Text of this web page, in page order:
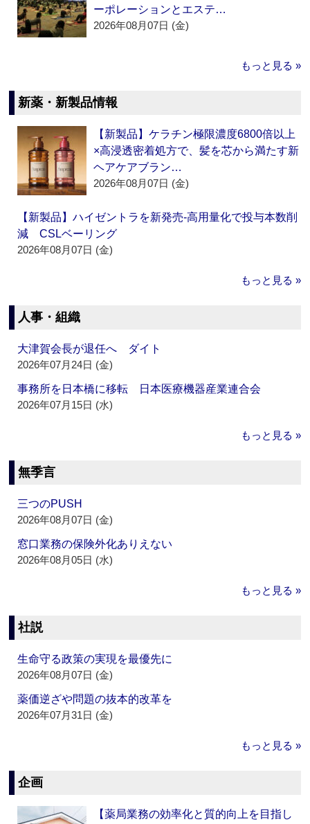
ーポレーションとエステ…
2026年08月07日 (金)
もっと見る »
新薬・新製品情報
【新製品】ケラチン極限濃度6800倍以上
×高浸透密着処方で、髪を芯から満たす新
ヘアケアブラン…
2026年08月07日 (金)
【新製品】ハイゼントラを新発売‐高用量化で投与本数削
減 CSLベーリング
2026年08月07日 (金)
もっと見る »
人事・組織
大津賀会長が退任へ ダイト
2026年07月24日 (金)
事務所を日本橋に移転 日本医療機器産業連合会
2026年07月15日 (水)
もっと見る »
無季言
三つのPUSH
2026年08月07日 (金)
窓口業務の保険外化ありえない
2026年08月05日 (水)
もっと見る »
社説
生命守る政策の実現を最優先に
2026年08月07日 (金)
薬価逆ざや問題の抜本的改革を
2026年07月31日 (金)
もっと見る »
企画
【薬局業務の効率化と質的向上を目指し